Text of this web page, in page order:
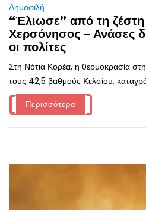
Δημοφιλή
“Έλιωσε” από τη ζέστη
Χερσόνησος – Ανάσες
οι πολίτες
Στη Νότια Κορέα, η θερμοκρασία
τους 42,5 βαθμούς Κελσίου,
Περισσότερα